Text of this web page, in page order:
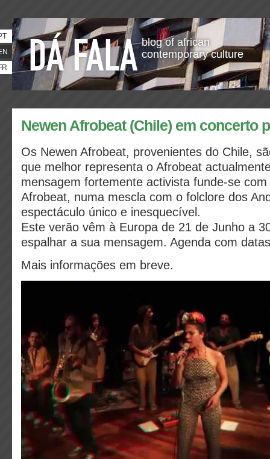
blog of african
contemporary culture
Newen Afrobeat (Chile) em concerto
Os Newen Afrobeat, provenientes do Chile,
que melhor representa o Afrobeat
mensagem fortemente activista funde-se
Afrobeat, numa mescla com o folclore dos
espectáculo único e inesquecível.
Este verão vêm à Europa de 21 de Junho a
espalhar a sua mensagem. Agenda com
Mais informações em breve.